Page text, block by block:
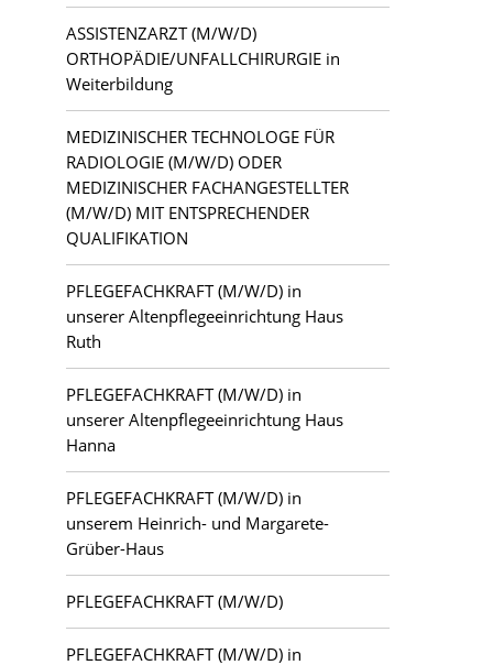
ASSISTENZARZT (M/W/D)
ORTHOPÄDIE/UNFALLCHIRURGIE in
Weiterbildung
MEDIZINISCHER TECHNOLOGE FÜR
RADIOLOGIE (M/W/D) ODER
MEDIZINISCHER FACHANGESTELLTER
(M/W/D) MIT ENTSPRECHENDER
QUALIFIKATION
PFLEGEFACHKRAFT (M/W/D) in
unserer Altenpflegeeinrichtung Haus
Ruth
PFLEGEFACHKRAFT (M/W/D) in
unserer Altenpflegeeinrichtung Haus
Hanna
PFLEGEFACHKRAFT (M/W/D) in
unserem Heinrich- und Margarete-
Grüber-Haus
PFLEGEFACHKRAFT (M/W/D)
PFLEGEFACHKRAFT (M/W/D) in